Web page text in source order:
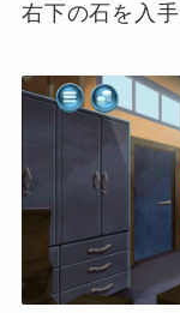
右下の石を入手